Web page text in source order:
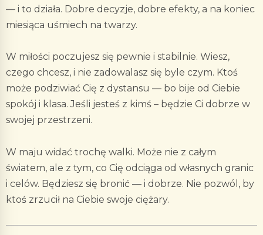
— i to działa. Dobre decyzje, dobre efekty, a na koniec
miesiąca uśmiech na twarzy.
W miłości poczujesz się pewnie i stabilnie. Wiesz,
czego chcesz, i nie zadowalasz się byle czym. Ktoś
może podziwiać Cię z dystansu — bo bije od Ciebie
spokój i klasa. Jeśli jesteś z kimś – będzie Ci dobrze w
swojej przestrzeni.
W maju widać trochę walki. Może nie z całym
światem, ale z tym, co Cię odciąga od własnych granic
i celów. Będziesz się bronić — i dobrze. Nie pozwól, by
ktoś zrzucił na Ciebie swoje ciężary.